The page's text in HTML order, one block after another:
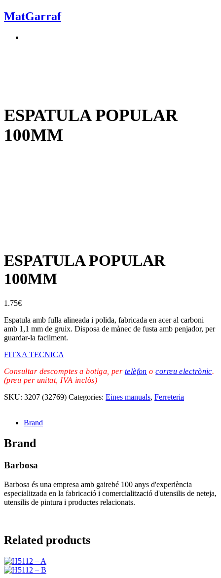
MatGarraf
ESPATULA POPULAR
100MM
ESPATULA POPULAR
100MM
1.75€
Espatula amb fulla alineada i polida, fabricada en acer al carboni
amb 1,1 mm de gruix. Disposa de mànec de fusta amb penjador, per
guardar-la facilment.
FITXA TECNICA
Consultar descomptes a botiga, per telèfon ocorreu electrònic.
(preu per unitat, IVA inclòs)
SKU: 3207 (32769) Categories: Eines manuals, Ferreteria
Brand
Brand
Barbosa
Barbosa és una empresa amb gairebé 100 anys d'experiència
especialitzada en la fabricació i comercialització d'utensilis de neteja,
utensilis de pintura i productes relacionats.
Related products